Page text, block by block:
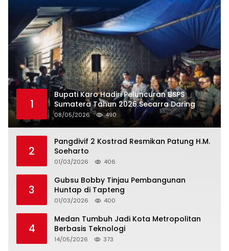
1
Bupati Karo Hadiri Peluncuran BSPS
Sumatera Tahun 2026 Secarra Daring
08/05/2026 490
2
Pangdivif 2 Kostrad Resmikan Patung H.M.
Soeharto
01/03/2026 406
3
Gubsu Bobby Tinjau Pembangunan
Huntap di Tapteng
01/03/2026 400
4
Medan Tumbuh Jadi Kota Metropolitan
Berbasis Teknologi
14/05/2026 373